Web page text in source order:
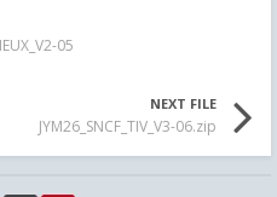
05
NEXT FILE
JYM26_SNCF_TIV_V3-06.zip